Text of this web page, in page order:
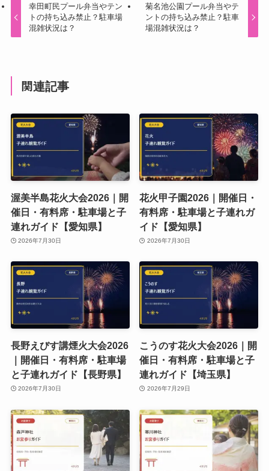
幸田町民プール弁当やテン
トの持ち込み禁止？駐車場
混雑状況は？
菊名池公園プール弁当やテ
ントの持ち込み禁止？駐車
場混雑状況は？
関連記事
渥美半島花火大会2026｜開
催日・有料席・駐車場と子
連れガイド【愛知県】
2026年7月30日
花火甲子園2026｜開催日・
有料席・駐車場と子連れガ
イド【愛知県】
2026年7月30日
長野えびす講煙火大会2026
｜開催日・有料席・駐車場
と子連れガイド【長野県】
2026年7月30日
こうのす花火大会2026｜開
催日・有料席・駐車場と子
連れガイド【埼玉県】
2026年7月29日